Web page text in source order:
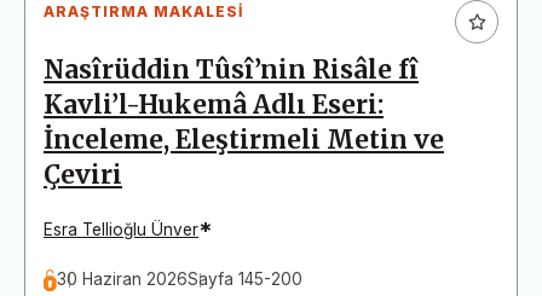
ARAŞTIRMA MAKALESI
Nasîrüddin Tûsî’nin Risâle fî
Kavli’l-Hukemâ Adlı Eseri:
İnceleme, Eleştirmeli Metin ve
Çeviri
Esra Tellioğlu Ünver*
30 Haziran 2026Sayfa 145-200